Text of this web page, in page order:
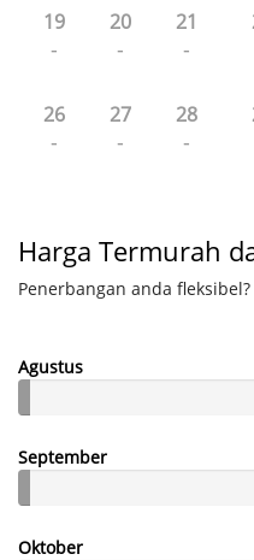
19
-
20
-
21
-
26
-
27
-
28
-
Harga Termurah
Penerbangan anda
Agustus
September
Oktober